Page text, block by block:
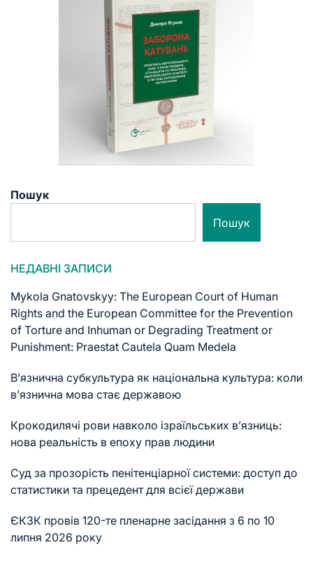
Пошук
Пошук
НЕДАВНІ ЗАПИСИ
Mykola Gnatovskyy: The European Court of Human
Rights and the European Committee for the Prevention
of Torture and Inhuman or Degrading Treatment or
Punishment: Praestat Cautela Quam Medela
В’язнична субкультура як національна культура: коли
в’язнична мова стає державою
Крокодилячі рови навколо ізраїльських в’язниць:
нова реальність в епоху прав людини
Суд за прозорість пенітенціарної системи: доступ до
статистики та прецедент для всієї держави
ЄКЗК провів 120-те пленарне засідання з 6 по 10
липня 2026 року